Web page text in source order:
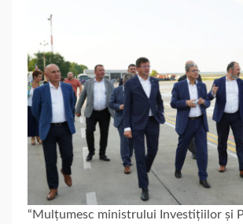
“Mulțumesc ministrului Investițiilor și